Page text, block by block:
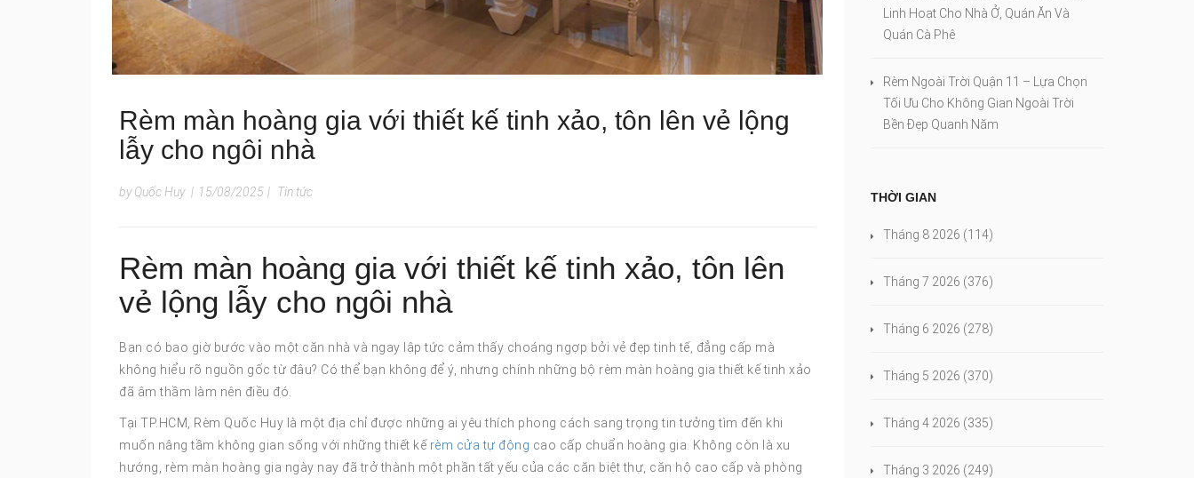
Rèm màn hoàng gia với thiết kế tinh xảo, tôn lên vẻ lộng
lẫy cho ngôi nhà
by Quốc Huy | 15/08/2025 | Tin tức
Rèm màn hoàng gia với thiết kế tinh xảo, tôn lên
vẻ lộng lẫy cho ngôi nhà
Bạn có bao giờ bước vào một căn nhà và ngay lập tức cảm thấy choáng ngợp bởi vẻ đẹp tinh tế, đẳng cấp mà
không hiểu rõ nguồn gốc từ đâu? Có thể bạn không để ý, nhưng chính những bộ rèm màn hoàng gia thiết kế tinh xảo
đã âm thầm làm nên điều đó.
Tại TP.HCM, Rèm Quốc Huy là một địa chỉ được những ai yêu thích phong cách sang trọng tin tưởng tìm đến khi
muốn nâng tầm không gian sống với những thiết kế rèm cửa tự động cao cấp chuẩn hoàng gia. Không còn là xu
hướng, rèm màn hoàng gia ngày nay đã trở thành một phần tất yếu của các căn biệt thự, căn hộ cao cấp và phòng
Linh Hoạt Cho Nhà Ở, Quán Ăn Và
Quán Cà Phê
Rèm Ngoài Trời Quận 11 – Lựa Chọn
Tối Ưu Cho Không Gian Ngoài Trời
Bền Đẹp Quanh Năm
THỜI GIAN
Tháng 8 2026 (114)
Tháng 7 2026 (376)
Tháng 6 2026 (278)
Tháng 5 2026 (370)
Tháng 4 2026 (335)
Tháng 3 2026 (249)